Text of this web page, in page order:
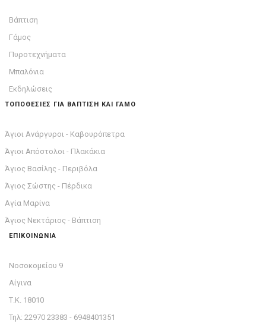
Βάπτιση
Γάμος
Πυροτεχνήματα
Μπαλόνια
Εκδηλώσεις
ΤΟΠΟΘΕΣΙΕΣ ΓΙΑ ΒΑΠΤΙΣΗ ΚΑΙ ΓΑΜΟ
Άγιοι Ανάργυροι - Καβουρόπετρα
Άγιοι Απόστολοι - Πλακάκια
Άγιος Βασίλης - Περιβόλα
Άγιος Σώστης - Πέρδικα
Αγία Μαρίνα
Άγιος Νεκτάριος - Βάπτιση
ΕΠΙΚΟΙΝΩΝΙΑ
Νοσοκομείου 9
Αίγινα
Τ.Κ. 18010
Τηλ: 22970 23383 - 6948401351